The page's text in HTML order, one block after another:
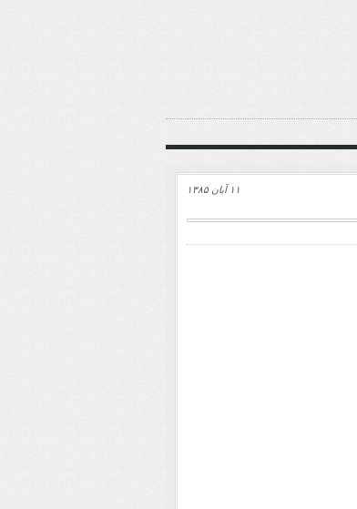
۱۱ آبان ۱۳۸۵